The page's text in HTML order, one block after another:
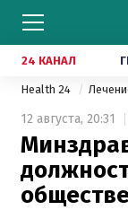
24 КАНАЛ
Health 24
12 августа, 20:31